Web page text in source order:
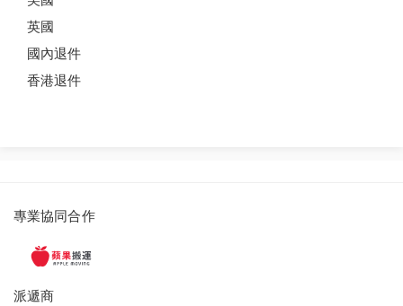
英國
國內退件
香港退件
派
服
專業協同合作
派遞商